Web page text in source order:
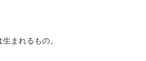
まれるもの。